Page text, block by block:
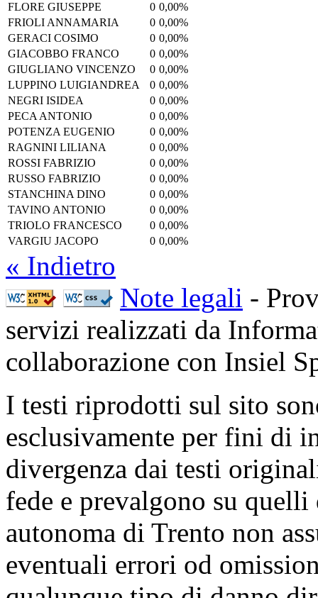
FLORE GIUSEPPE
0 0,00%
FRIOLI ANNAMARIA
0 0,00%
GERACI COSIMO
0 0,00%
GIACOBBO FRANCO
0 0,00%
GIUGLIANO VINCENZO
0 0,00%
LUPPINO LUIGIANDREA
0 0,00%
NEGRI ISIDEA
0 0,00%
PECA ANTONIO
0 0,00%
POTENZA EUGENIO
0 0,00%
RAGNINI LILIANA
0 0,00%
ROSSI FABRIZIO
0 0,00%
RUSSO FABRIZIO
0 0,00%
STANCHINA DINO
0 0,00%
TAVINO ANTONIO
0 0,00%
TRIOLO FRANCESCO
0 0,00%
VARGIU JACOPO
0 0,00%
« Indietro
Note legali -
servizi realizzati da
collaborazione con Insiel
I testi riprodotti sul sito
esclusivamente per fini di
divergenza dai testi
fede e prevalgono su
autonoma di Trento non
eventuali errori od